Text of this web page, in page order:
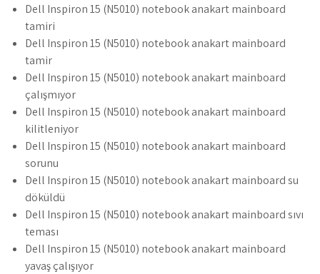
Dell Inspiron 15 (N5010) notebook anakart mainboard
tamiri
Dell Inspiron 15 (N5010) notebook anakart mainboard
tamir
Dell Inspiron 15 (N5010) notebook anakart mainboard
çalışmıyor
Dell Inspiron 15 (N5010) notebook anakart mainboard
kilitleniyor
Dell Inspiron 15 (N5010) notebook anakart mainboard
sorunu
Dell Inspiron 15 (N5010) notebook anakart mainboard su
döküldü
Dell Inspiron 15 (N5010) notebook anakart mainboard sıvı
teması
Dell Inspiron 15 (N5010) notebook anakart mainboard
yavaş çalışıyor